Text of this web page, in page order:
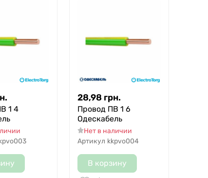
1 4
28,98 грн.
Провод ПВ 1 6
Одескабель
Нет в наличии
Артикул kkpvo004
В корзину